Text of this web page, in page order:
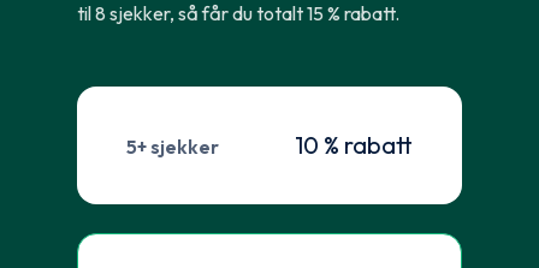
til 8 sjekker, så får du totalt 15 % rabatt.
5+ sjekker 10 % rabatt